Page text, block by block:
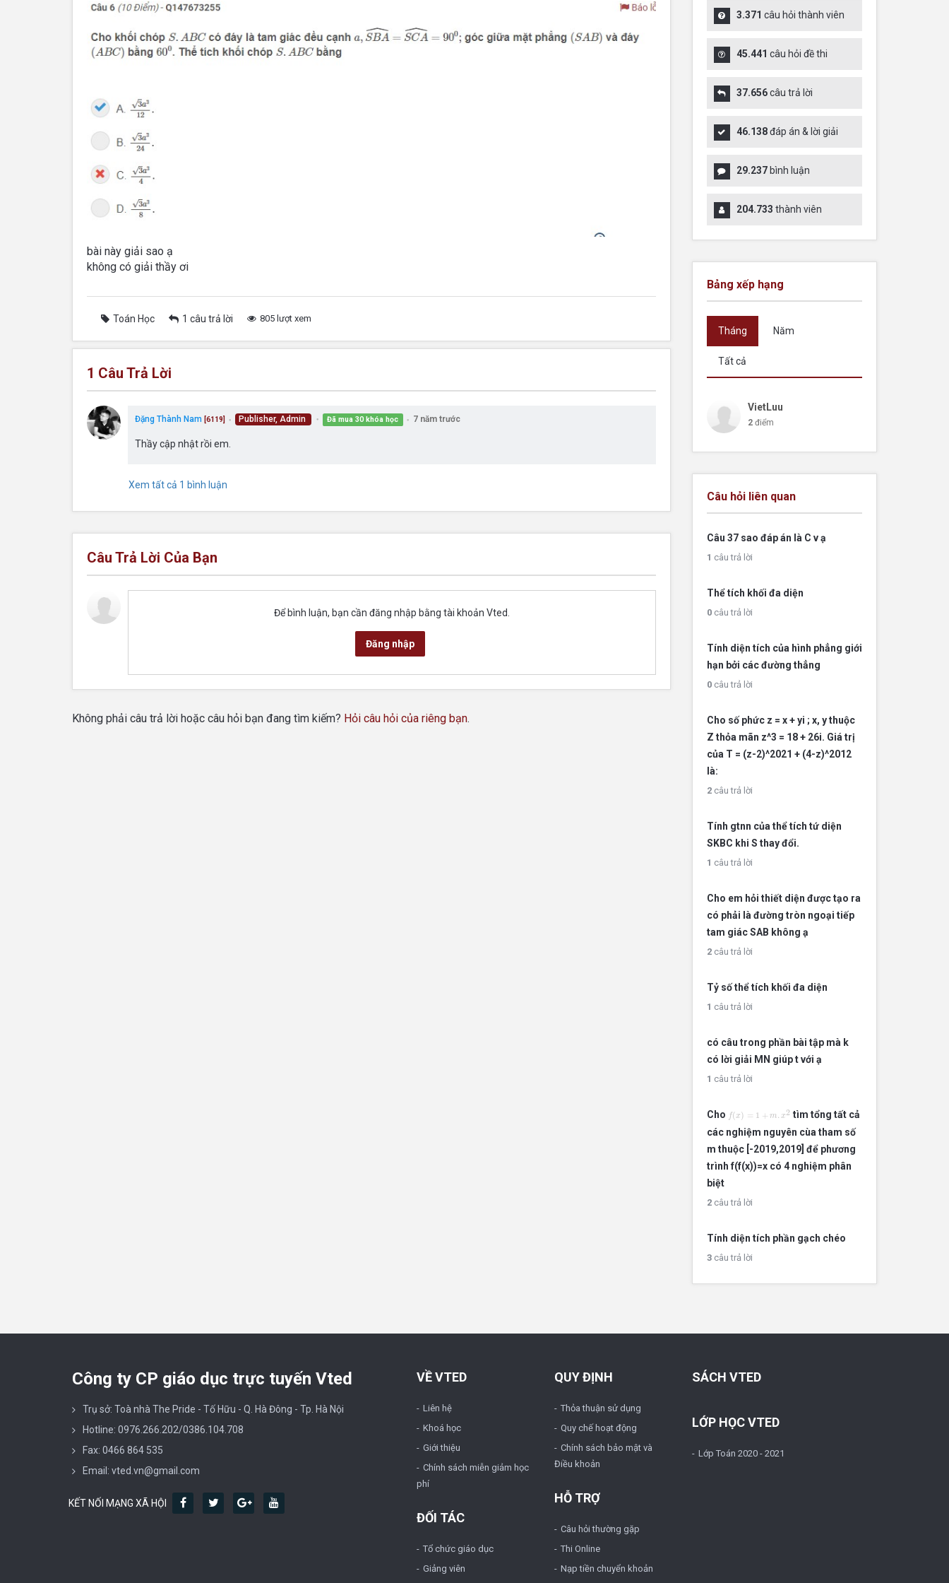
bài này giải sao ạ
không có giải thầy ơi
Toán Học 1 câu trả lời 805 lượt xem
1 Câu Trả Lời
Đặng Thành Nam [6119] ● Publisher, Admin ● Đã mua 30 khóa học ● 7 năm trước
Thầy cập nhật rồi em.
Xem tất cả 1 bình luận
Câu Trả Lời Của Bạn
Để bình luận, bạn cần đăng nhập bằng tài khoản Vted.
Đăng nhập
Không phải câu trả lời hoặc câu hỏi bạn đang tìm kiếm? Hỏi câu hỏi của riêng bạn.
3.371 câu hỏi thành viên
45.441 câu hỏi đề thi
37.656câu trả lời
46.138đáp án & lời giải
29.237bình luận
204.733 thành viên
Bảng xếp hạng
Tháng Năm
Tất cả
VietLuu
2điểm
Câu hỏi liên quan
Câu 37 sao đáp án là C v ạ
1 câu trả lời
Thể tích khối đa diện
0câu trả lời
Tính diện tích của hình phẳng giới
hạn bởi các đường thẳng
0câu trả lời
Cho số phức z = x + yi ; x, y thuộc
Z thỏa mãn z^3 = 18 + 26i. Giá trị
của T = (z-2)^2021 + (4-z)^2012
là:
2câu trả lời
Tính gtnn của thể tích tứ diện
SKBC khi S thay đổi.
1 câu trả lời
Cho em hỏi thiết diện được tạo ra
có phải là đường tròn ngoại tiếp
tam giác SAB không ạ
2câu trả lời
Tỷ số thể tích khối đa diện
1 câu trả lời
có câu trong phần bài tập mà k
có lời giải MN giúp t với ạ
1 câu trả lời
Cho f(x) = 1 + m. x2 tìm tổng tất cả
các nghiệm nguyên cùa tham số
m thuộc [-2019,2019] để phương
trình f(f(x))=x có 4 nghiệm phân
biệt
2câu trả lời
Tính diện tích phần gạch chéo
3câu trả lời
Công ty CP giáo dục trực tuyến Vted
Trụ sở: Toà nhà The Pride - Tố Hữu - Q. Hà Đông - Tp. Hà Nội
Hotline: 0976.266.202/0386.104.708
Fax: 0466 864 535
Email: vted.vn@gmail.com
KẾT NỐI MẠNG XÃ HỘI
VỀ VTED
Liên hệ
Khoá học
Giới thiệu
Chính sách miễn giảm học
phí
ĐỐI TÁC
Tổ chức giáo dục
Giảng viên
QUY ĐỊNH
Thỏa thuận sử dụng
Quy chế hoạt động
Chính sách bảo mật và
Điều khoản
HỖ TRỢ
Câu hỏi thường gặp
Thi Online
Nạp tiền chuyển khoản
SÁCH VTED
LỚP HỌC VTED
Lớp Toán 2020 - 2021